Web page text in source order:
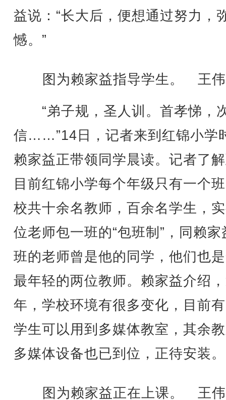
益说：“长大后，便想通过努力，
憾。”
图为赖家益指导学生。 王伟
“弟子规，圣人训。首孝悌，
信……”14日，记者来到红锦小学
赖家益正带领同学晨读。记者了
目前红锦小学每个年级只有一个
校共十余名教师，百余名学生，
位老师包一班的“包班制”，同赖家
班的老师曾是他的同学，他们也
最年轻的两位教师。赖家益介绍
年，学校环境有很多变化，目前
学生可以用到多媒体教室，其余
多媒体设备也已到位，正待安装。
图为赖家益正在上课。 王伟